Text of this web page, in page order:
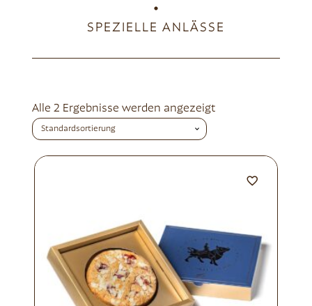
SPEZIELLE ANLÄSSE
Alle 2 Ergebnisse werden angezeigt